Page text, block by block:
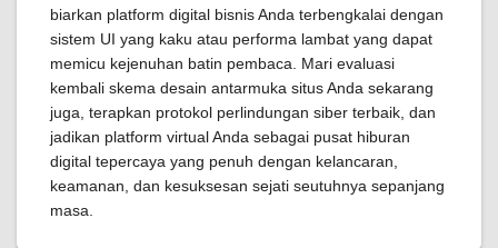
biarkan platform digital bisnis Anda terbengkalai dengan
sistem UI yang kaku atau performa lambat yang dapat
memicu kejenuhan batin pembaca. Mari evaluasi
kembali skema desain antarmuka situs Anda sekarang
juga, terapkan protokol perlindungan siber terbaik, dan
jadikan platform virtual Anda sebagai pusat hiburan
digital tepercaya yang penuh dengan kelancaran,
keamanan, dan kesuksesan sejati seutuhnya sepanjang
masa.